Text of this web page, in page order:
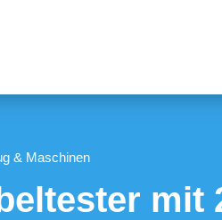
& Maschinen
mit